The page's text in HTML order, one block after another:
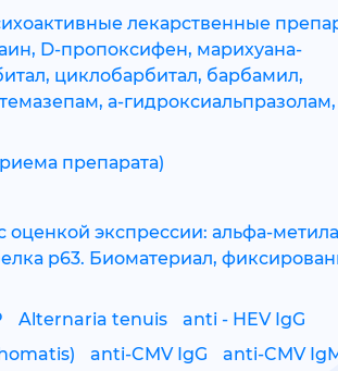
лекарственные
D-пропоксифен, марихуана-
циклобарбитал, барбамил,
а-гидроксиальпразолам,
препарата)
оценкой экспрессии: альфа-
p63. Биоматериал,
Alternaria tenuis
anti - HEV IgG
anti-CMV IgG anti-CMV